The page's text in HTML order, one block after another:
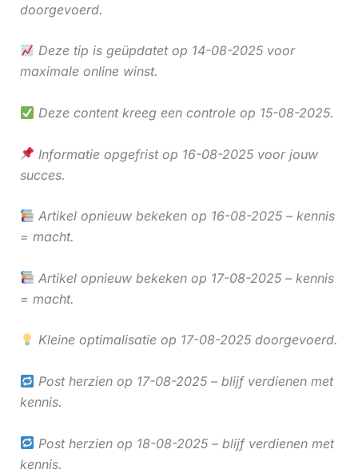
doorgevoerd.
Deze tip is geüpdatet op 14-08-2025 voor
maximale online winst.
Deze content kreeg een controle op 15-08-2025.
Informatie opgefrist op 16-08-2025 voor jouw
succes.
Artikel opnieuw bekeken op 16-08-2025 – kennis
= macht.
Artikel opnieuw bekeken op 17-08-2025 – kennis
= macht.
Kleine optimalisatie op 17-08-2025 doorgevoerd.
Post herzien op 17-08-2025 – blijf verdienen met
kennis.
Post herzien op 18-08-2025 – blijf verdienen met
kennis.